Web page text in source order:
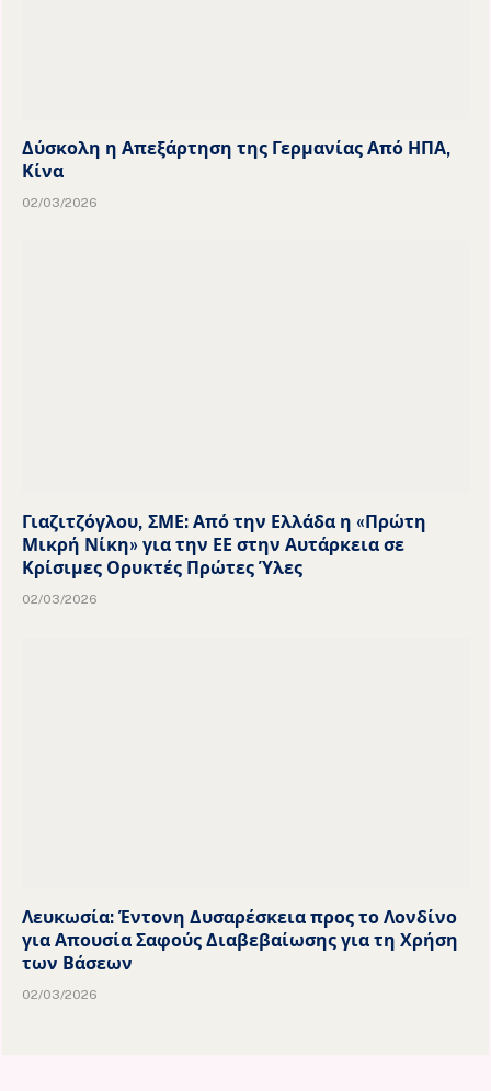
Δύσκολη η Απεξάρτηση της Γερμανίας Από ΗΠΑ,
Κίνα
02/03/2026
Γιαζιτζόγλου, ΣΜΕ: Από την Ελλάδα η «Πρώτη
Μικρή Νίκη» για την ΕΕ στην Αυτάρκεια σε
Κρίσιμες Ορυκτές Πρώτες Ύλες
02/03/2026
Λευκωσία: Έντονη Δυσαρέσκεια προς το Λονδίνο
για Απουσία Σαφούς Διαβεβαίωσης για τη Χρήση
των Βάσεων
02/03/2026